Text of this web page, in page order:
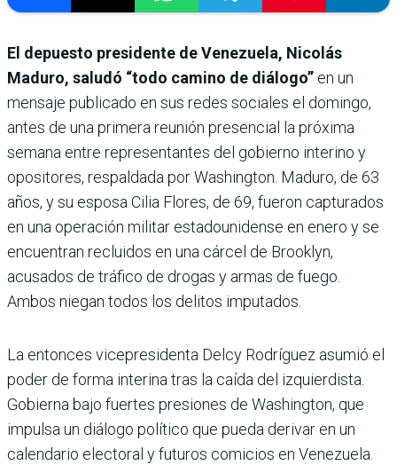
El depuesto presidente de Venezuela, Nicolás
Maduro, saludó “todo camino de diálogo” en un
mensaje publicado en sus redes sociales el domingo,
antes de una primera reunión presencial la próxima
semana entre representantes del gobierno interino y
opositores, respaldada por Washington. Maduro, de 63
años, y su esposa Cilia Flores, de 69, fueron capturados
en una operación militar estadounidense en enero y se
encuentran recluidos en una cárcel de Brooklyn,
acusados de tráfico de drogas y armas de fuego.
Ambos niegan todos los delitos imputados.
La entonces vicepresidenta Delcy Rodríguez asumió el
poder de forma interina tras la caída del izquierdista.
Gobierna bajo fuertes presiones de Washington, que
impulsa un diálogo político que pueda derivar en un
calendario electoral y futuros comicios en Venezuela.